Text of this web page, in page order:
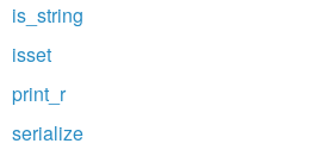
is_string
isset
print_r
serialize